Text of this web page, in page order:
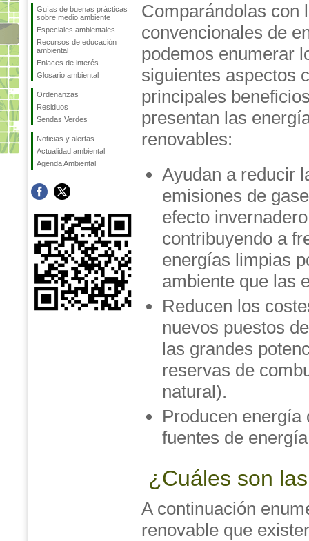
Guías de buenas prácticas
sobre medio ambiente
Especiales ambientales
Recursos de educación
ambiental
Enlaces de interés
Glosario ambiental
Ordenanzas
Residuos
Sendas Verdes
Noticias y alertas
Actualidad ambiental
Agenda Ambiental
Comparándolas con
convencionales de
podemos enumerar
siguientes aspectos
principales
presentan las
renovables:
Ayudan a reducir
emisiones de
efecto
contribuyendo a
energías limpias
ambiente que las
Reducen los
nuevos puestos
las grandes
reservas de
natural).
Producen energía
fuentes de
¿Cuáles son
A continuación
renovable que